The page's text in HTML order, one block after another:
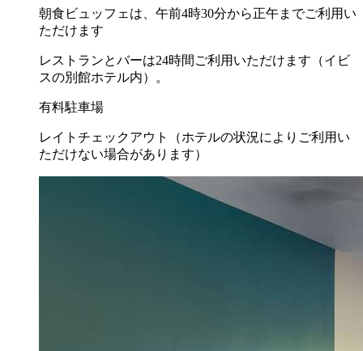
朝食ビュッフェは、午前4時30分から正午までご利用い
ただけます
レストランとバーは24時間ご利用いただけます（イビ
スの別館ホテル内）。
有料駐車場
レイトチェックアウト（ホテルの状況によりご利用い
ただけない場合があります）